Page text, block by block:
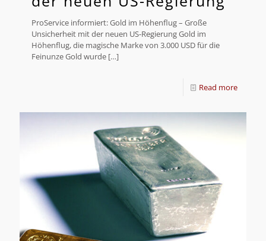
ProService informiert: Gold im Höhenflug – Große
Unsicherheit mit der neuen US-Regierung Gold im
Höhenflug, die magische Marke von 3.000 USD für die
Feinunze Gold wurde […]
Read more